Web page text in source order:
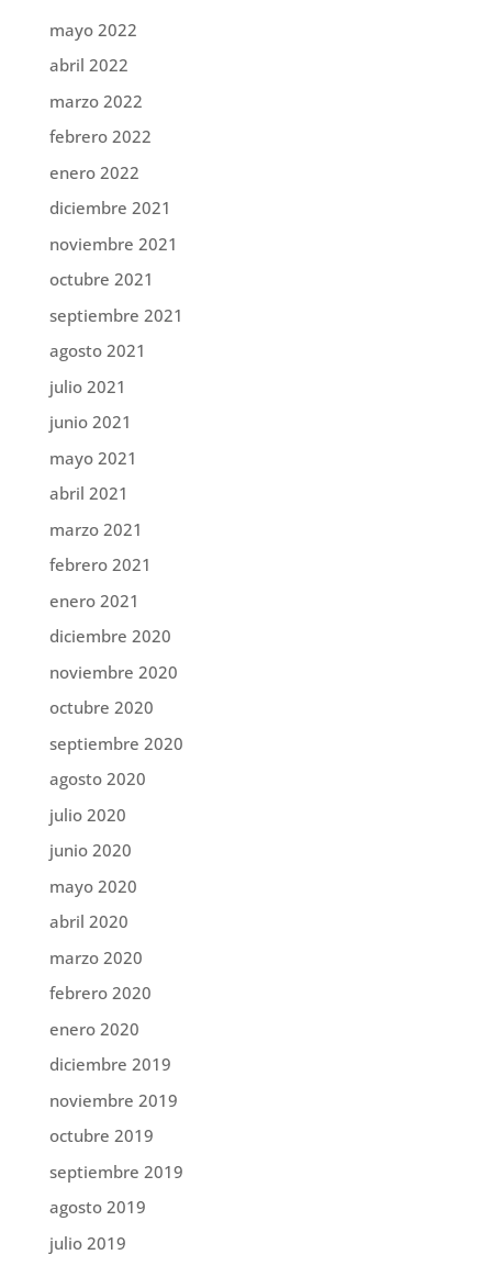
mayo 2022
abril 2022
marzo 2022
febrero 2022
enero 2022
diciembre 2021
noviembre 2021
octubre 2021
septiembre 2021
agosto 2021
julio 2021
junio 2021
mayo 2021
abril 2021
marzo 2021
febrero 2021
enero 2021
diciembre 2020
noviembre 2020
octubre 2020
septiembre 2020
agosto 2020
julio 2020
junio 2020
mayo 2020
abril 2020
marzo 2020
febrero 2020
enero 2020
diciembre 2019
noviembre 2019
octubre 2019
septiembre 2019
agosto 2019
julio 2019